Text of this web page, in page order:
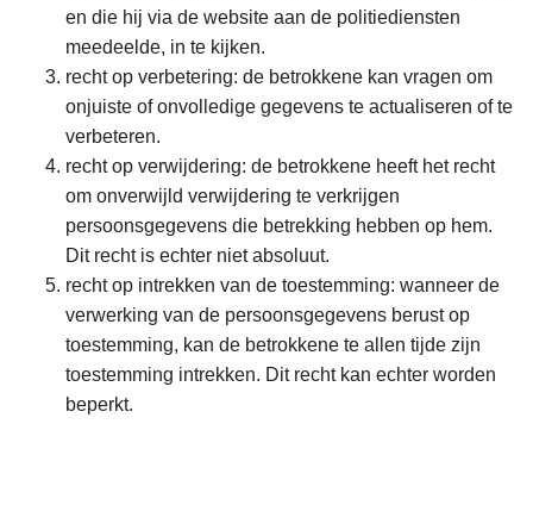
en die hij via de website aan de politiediensten
meedeelde, in te kijken.
recht op verbetering: de betrokkene kan vragen om
onjuiste of onvolledige gegevens te actualiseren of te
verbeteren.
recht op verwijdering: de betrokkene heeft het recht
om onverwijld verwijdering te verkrijgen
persoonsgegevens die betrekking hebben op hem.
Dit recht is echter niet absoluut.
recht op intrekken van de toestemming: wanneer de
verwerking van de persoonsgegevens berust op
toestemming, kan de betrokkene te allen tijde zijn
toestemming intrekken. Dit recht kan echter worden
beperkt.